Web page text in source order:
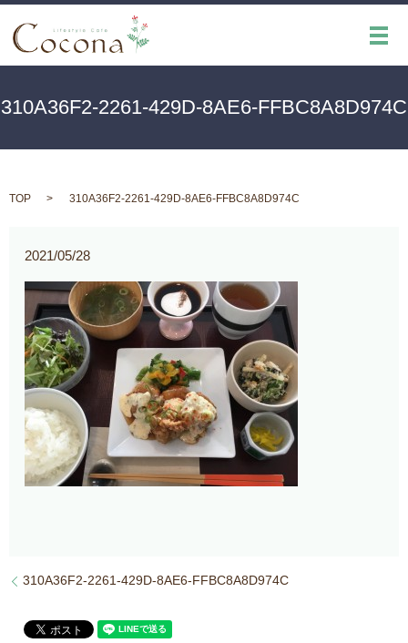
メ
310A36F2-2261-429D-8AE6-FFBC8A8D974C
TOP 310A36F2-2261-429D-8AE6-FFBC8A8D974C
2021/05/28
310A36F2-2261-429D-8AE6-FFBC8A8D974C